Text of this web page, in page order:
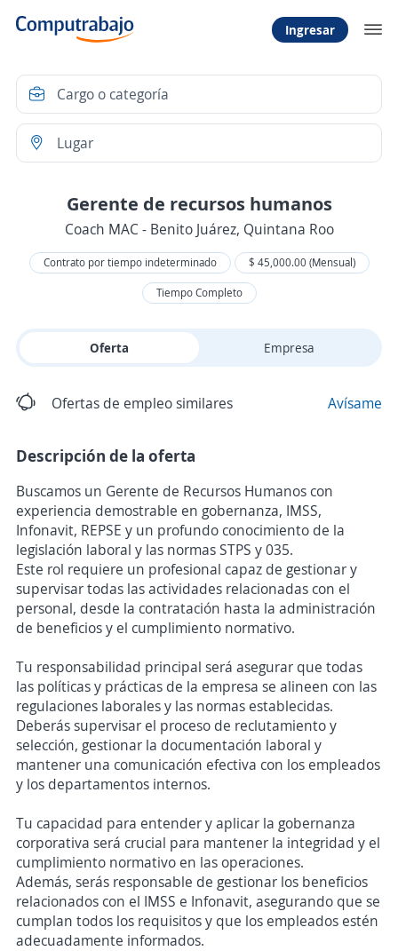
Ingresar
Gerente de recursos humanos
Coach MAC - Benito Juárez, Quintana Roo
Contrato por tiempo indeterminado
$ 45,000.00 (Mensual)
Tiempo Completo
Oferta Empresa
Ofertas de empleo similares Avísame
Descripción de la oferta
Buscamos un Gerente de Recursos Humanos con
experiencia demostrable en gobernanza, IMSS,
Infonavit, REPSE y un profundo conocimiento de la
legislación laboral y las normas STPS y 035.
Este rol requiere un profesional capaz de gestionar y
supervisar todas las actividades relacionadas con el
personal, desde la contratación hasta la administración
de beneficios y el cumplimiento normativo.
Tu responsabilidad principal será asegurar que todas
las políticas y prácticas de la empresa se alineen con las
regulaciones laborales y las normas establecidas.
Deberás supervisar el proceso de reclutamiento y
selección, gestionar la documentación laboral y
mantener una comunicación efectiva con los empleados
y los departamentos internos.
Tu capacidad para entender y aplicar la gobernanza
corporativa será crucial para mantener la integridad y el
cumplimiento normativo en las operaciones.
Además, serás responsable de gestionar los beneficios
relacionados con el IMSS e Infonavit, asegurando que se
cumplan todos los requisitos y que los empleados estén
adecuadamente informados.